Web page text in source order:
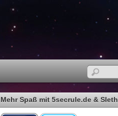
Mehr Spaß mit 5secrule.de & Sleth